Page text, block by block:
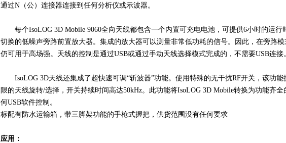
通过N（公）连接器连接到任何分析仪或示波器。
每个IsoLOG 3D Mobile 9060全向天线都包含一个内置可充电电池，可提供6小时的运行
切换的低噪声旁路前置放大器。集成的放大器可以测量非常低功耗的信号。因此，在旁路
仍可用于高场强。天线的控制是通过USB或通过手动天线选择模式完成的，不需要USB连接
IsoLOG 3D天线还集成了超快速可调“斩波器”功能。使用特殊的无干扰RF开关，该功能
限的天线旋转/选择，开关持续时间高达50kHz。此功能将IsoLOG 3D Mobile转换为功能齐
何USB软件控制。
标配有防水运输箱，带三脚架功能的手枪式握把，供货范围没有任何要求
应用：